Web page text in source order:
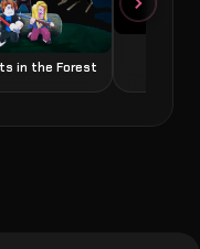
in the Forest